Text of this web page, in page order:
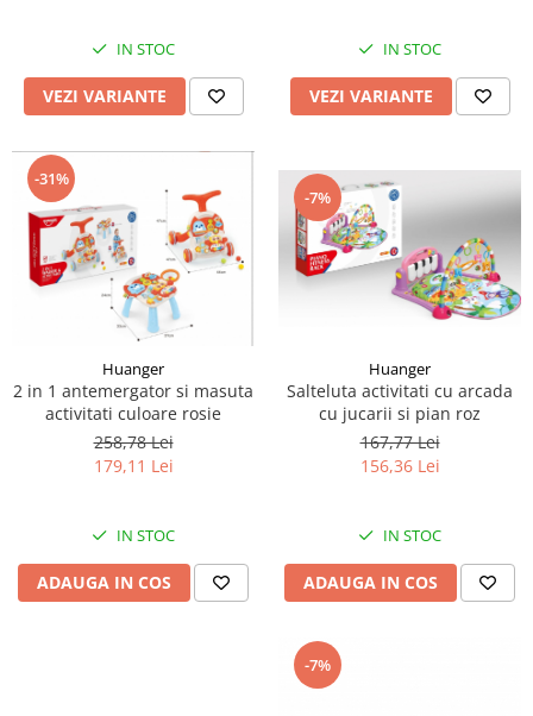
IN STOC
VEZI VARIANTE
IN STOC
VEZI VARIANTE
-31%
Huanger
2 in 1 antemergator si masuta
activitati culoare rosie
258,78 Lei
179,11 Lei
IN STOC
ADAUGA IN COS
-7%
Huanger
Salteluta activitati cu arcada
cu jucarii si pian roz
167,77 Lei
156,36 Lei
IN STOC
ADAUGA IN COS
-7%